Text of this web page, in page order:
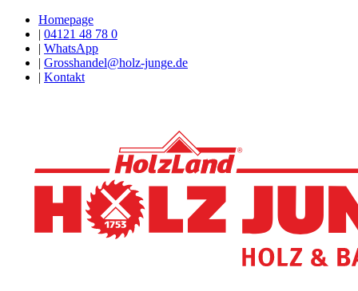
Homepage
| 04121 48 78 0
| WhatsApp
| Grosshandel@holz-junge.de
| Kontakt